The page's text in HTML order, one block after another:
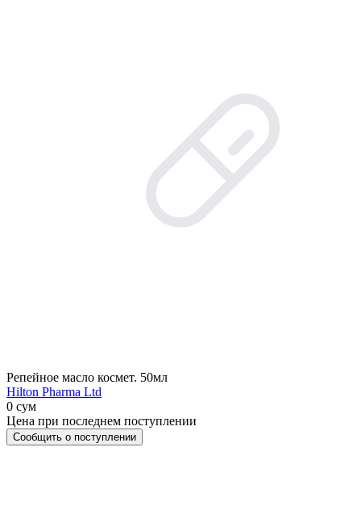
Репейное масло космет. 50мл
Hilton Pharma Ltd
0 сум
Цена при последнем поступлении
Сообщить о поступлении